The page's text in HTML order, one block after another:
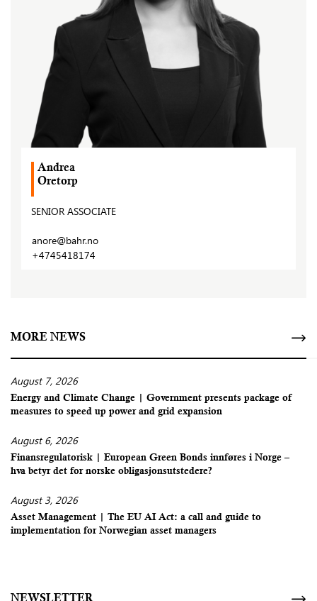
Andrea
Oretorp
SENIOR ASSOCIATE
anore@bahr.no
+4745418174
MORE NEWS
August 7, 2026
Energy and Climate Change | Government presents package of
measures to speed up power and grid expansion
August 6, 2026
Finansregulatorisk | European Green Bonds innføres i Norge –
hva betyr det for norske obligasjonsutstedere?
August 3, 2026
Asset Management | The EU AI Act: a call and guide to
implementation for Norwegian asset managers